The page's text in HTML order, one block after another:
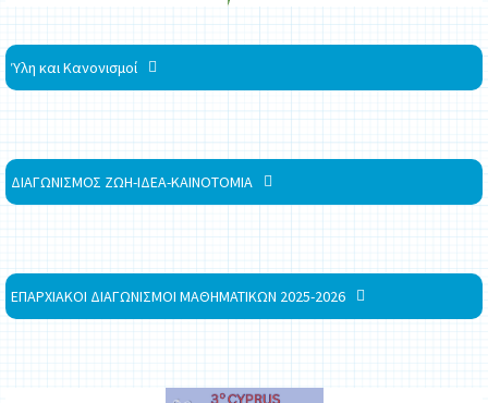
Ύλη και Κανονισμοί
ΔΙΑΓΩΝΙΣΜΟΣ ΖΩΗ-ΙΔΕΑ-ΚΑΙΝΟΤΟΜΙΑ
ΕΠΑΡΧΙΑΚΟΙ ΔΙΑΓΩΝΙΣΜΟΙ ΜΑΘΗΜΑΤΙΚΩΝ 2025-2026